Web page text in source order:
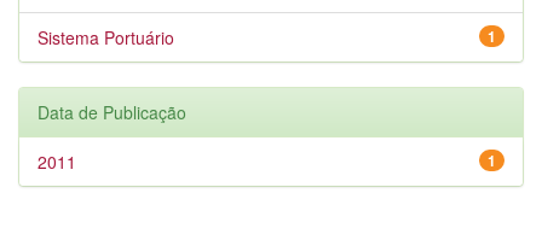
1
Sistema Portuário
Data de Publicação
1
2011